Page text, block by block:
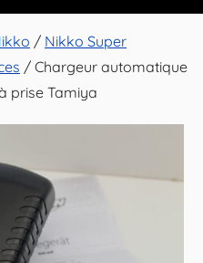
/ Nikko Super
/ Chargeur automatique
prise Tamiya